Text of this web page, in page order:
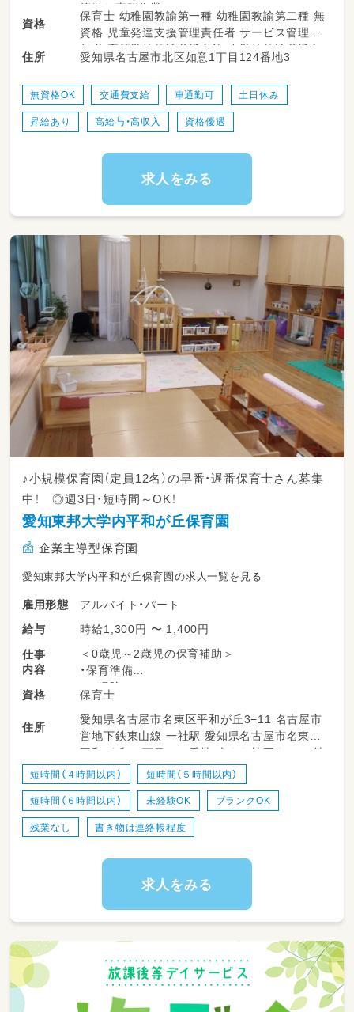
簡単な事務作業
掃除などの雑務
資格
保育士 幼稚園教諭第一種 幼稚園教諭第二種 無
資格 児童発達支援管理責任者 サービス管理責
任者 高等学校教諭普通免許 中学校教諭普通免
許 小学校教諭普通免許 社会福祉士
住所 愛知県名古屋市北区如意1丁目124番地3
無資格OK 交通費支給 車通勤可 土日休み
昇給あり 高給与・高収入 資格優遇
求人をみる
♪小規模保育園（定員12名）の早番・遅番保育士さん募集
中！ ◎週3日・短時間～OK！
愛知東邦大学内平和が丘保育園
企業主導型保育園
愛知東邦大学内平和が丘保育園の求人一覧を見る
雇用形態
アルバイト・パート
給与
時給1,300円 〜 1,400円
仕事
内容
＜0歳児～2歳児の保育補助＞
・保育準備
・お掃除
・お散歩の付き添い
・お昼寝中の見守り
・連絡帳や日誌の記入もお願いする場合がござ
・正社員保育士の補助をしていただきます
〈こんな方が向いています♪〉
・お子さまの事もスタッフの事も大事にできる
人
資格 保育士
住所
愛知県名古屋市名東区平和が丘3−11 名古屋市
営地下鉄東山線 一社駅 愛知県名古屋市名東区
平和が丘 ３丁目１１番地 大きな地図をみる 地
下鉄東山線「一社」から徒歩13分
短時間（４時間以内） 短時間（５時間以内）
短時間（６時間以内） 未経験OK ブランクOK
残業なし 書き物は連絡帳程度
求人をみる